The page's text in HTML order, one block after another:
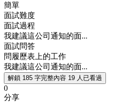
簡單
面試難度
面試過程
我建議這公司通知的面...
面試問答
問履歷表上的工作
我建議這公司通知的面...
解鎖 185 字完整內容 19 人已看過
0
分享